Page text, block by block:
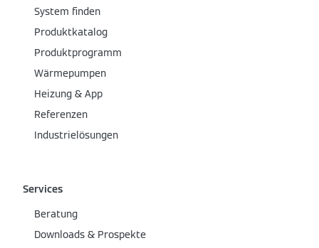
System finden
Produktkatalog
Produktprogramm
Wärmepumpen
Heizung & App
Referenzen
Industrielösungen
Services
Beratung
Downloads & Prospekte